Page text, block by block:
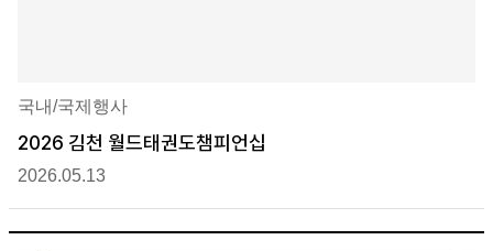
국내/국제행사
2026 김천 월드태권도챔피언십
2026.05.13